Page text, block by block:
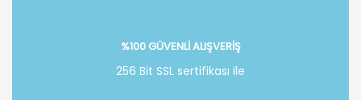
%100 GÜVENLİ ALIŞVERİŞ
256 Bit SSL sertifikası ile